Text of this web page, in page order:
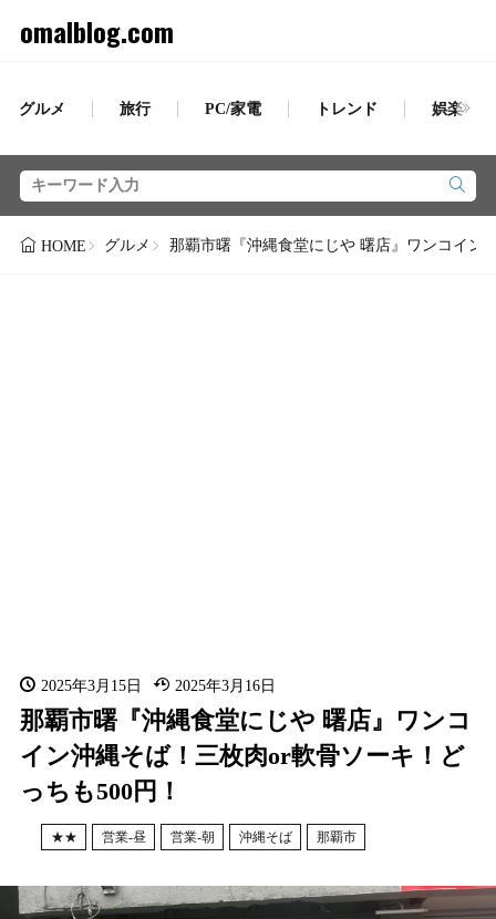
omalblog.com
グルメ 旅行 PC/家電 トレンド 娯楽
HOME グルメ 那覇市曙『沖縄食堂にじや 曙店』ワンコイン
2025年3月15日 2025年3月16日
那覇市曙『沖縄食堂にじや 曙店』ワンコ
イン沖縄そば！三枚肉or軟骨ソーキ！ど
っちも500円！
★★ 営業-昼 営業-朝 沖縄そば 那覇市